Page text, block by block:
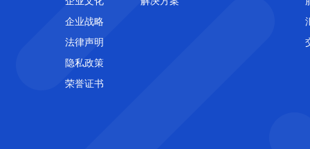
企业战略
法律声明
隐私政策
荣誉证书